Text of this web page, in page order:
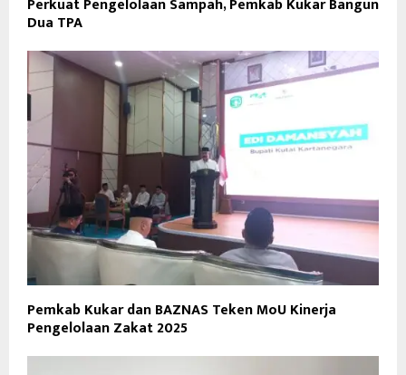
Perkuat Pengelolaan Sampah, Pemkab Kukar Bangun
Dua TPA
Pemkab Kukar dan BAZNAS Teken MoU Kinerja
Pengelolaan Zakat 2025